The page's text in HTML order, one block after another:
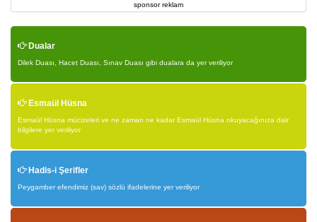
sponsor reklam
Dualar
Dilek Duası, Hacet Duası, Sınav Duası gibi dualara da yer veriliyor
Esmaül Hüsna
Esmaül Hüsna mücizeleri ve ne zaman ne kadar Esmaül Hüsna okuyacağınıza dair
bilgilere yer veriliyor
Hadis-i Şerifler
Peygamber efendimiz (sav) sözlü ifadelerine yer veriliyor